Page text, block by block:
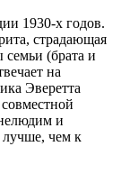
1930-х годов.
страдающая
семьи (брата и
на
Эверетта
и
лучше, чем к